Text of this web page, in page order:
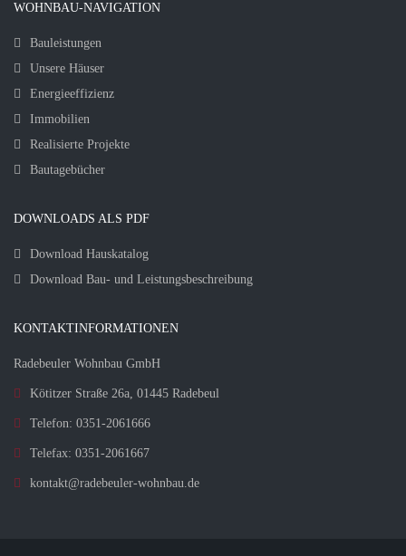
WOHNBAU-NAVIGATION
Bauleistungen
Unsere Häuser
Energieeffizienz
Immobilien
Realisierte Projekte
Bautagebücher
DOWNLOADS ALS PDF
Download Hauskatalog
Download Bau- und Leistungsbeschreibung
KONTAKTINFORMATIONEN
Radebeuler Wohnbau GmbH
Kötitzer Straße 26a, 01445 Radebeul
Telefon: 0351-2061666
Telefax: 0351-2061667
kontakt@radebeuler-wohnbau.de